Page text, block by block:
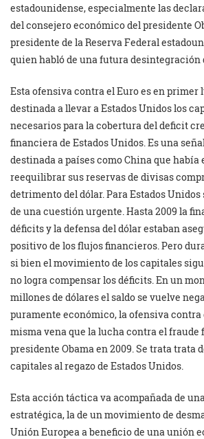
estadounidense, especialmente las
del consejero económico del presidente
presidente de la Reserva Federal
quien habló de una futura desintegración
Esta ofensiva contra el Euro es en primer
destinada a llevar a Estados Unidos los
necesarios para la cobertura del deficit
financiera de Estados Unidos. Es una
destinada a países como China que había
reequilibrar sus reservas de divisas
detrimento del dólar. Para Estados Unidos
de una cuestión urgente. Hasta 2009 la
déficits y la defensa del dólar estaban
positivo de los flujos financieros. Pero
si bien el movimiento de los capitales
no logra compensar los déficits. En un
millones de dólares el saldo se vuelve
puramente económico, la ofensiva contra
misma vena que la lucha contra el
presidente Obama en 2009. Se trata trata
capitales al regazo de Estados Unidos.
Esta acción táctica va acompañada de
estratégica, la de un movimiento de
Unión Europea a beneficio de una unión